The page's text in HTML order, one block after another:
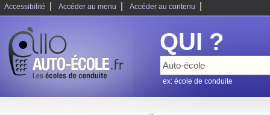
Accessibilité Accéder au menu Accéder au contenu
QUI ?
ex: école de conduite